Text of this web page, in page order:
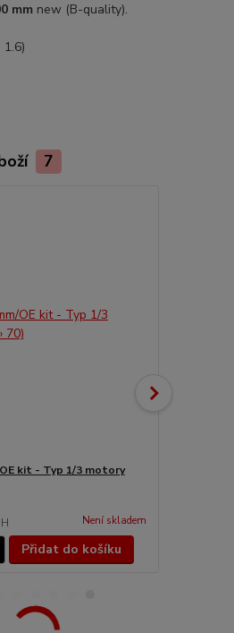
mm new (B-quality).
1.6)
7
kit - Typ 1/3 motory
Není skladem
Přidat do košíku